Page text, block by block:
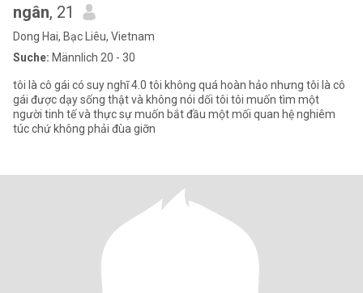
ngân, 21
Dong Hai, Bạc Liêu, Vietnam
Suche: Männlich 20 - 30
tôi là cô gái có suy nghĩ 4.0 tôi không quá hoàn hảo nhưng tôi là cô
gái được dạy sống thật và không nói dối tôi tôi muốn tìm một
người tinh tế và thực sự muốn bắt đầu một mối quan hệ nghiêm
túc chứ không phải đùa giỡn